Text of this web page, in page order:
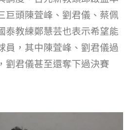
巨頭陳萓峰、劉君儀、蔡佩
泰教練鄭慧芸也表示希望能
員，其中陳萓峰、劉君儀過
劉君儀甚至還奪下過決賽